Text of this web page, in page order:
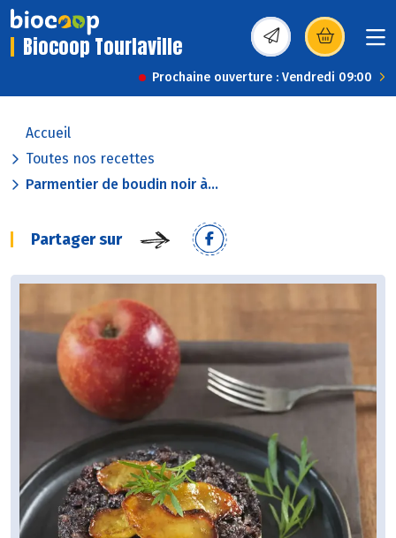
Biocoop Tourlaville (s’ouvre dans une
Prochaine ouverture : Vendredi 09:00
Accueil
Toutes nos recettes
Parmentier de boudin noir à...
Partager sur